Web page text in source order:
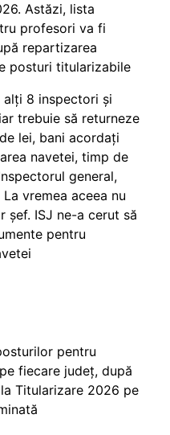
Astăzi, lista
profesori va fi
repartizarea
posturi titularizabile
alți 8 inspectori și
trebuie să returneze
lei, bani acordați
navetei, timp de
general,
vremea aceea nu
șef. ISJ ne-a cerut să
pentru
pentru
fiecare județ, după
Titularizare 2026 pe